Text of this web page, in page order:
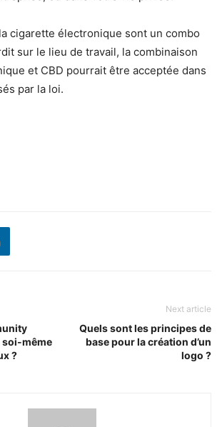
cigarette électronique sont un combo
sur le lieu de travail, la combinaison
et CBD pourrait être acceptée dans
par la loi.
soi-même
?
Next article
Quels sont les principes de
base pour la création d’un
logo ?